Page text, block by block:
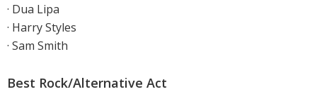
· Dua Lipa
· Harry Styles
· Sam Smith
Best Rock/Alternative Act